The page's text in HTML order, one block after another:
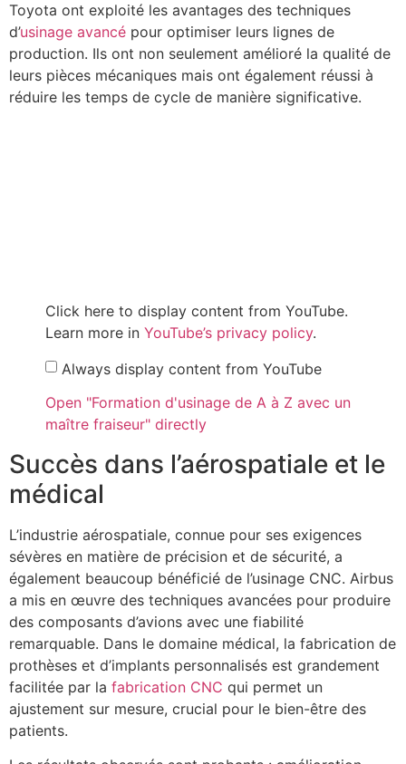
Toyota ont exploité les avantages des techniques
d’usinage avancé pour optimiser leurs lignes de
production. Ils ont non seulement amélioré la qualité de
leurs pièces mécaniques mais ont également réussi à
réduire les temps de cycle de manière significative.
Click here to display content from YouTube.
Learn more in YouTube’s privacy policy.
Always display content from YouTube
Open "Formation d'usinage de A à Z avec un
maître fraiseur" directly
Succès dans l’aérospatiale et le
médical
L’industrie aérospatiale, connue pour ses exigences
sévères en matière de précision et de sécurité, a
également beaucoup bénéficié de l’usinage CNC. Airbus
a mis en œuvre des techniques avancées pour produire
des composants d’avions avec une fiabilité
remarquable. Dans le domaine médical, la fabrication de
prothèses et d’implants personnalisés est grandement
facilitée par la fabrication CNC qui permet un
ajustement sur mesure, crucial pour le bien-être des
patients.